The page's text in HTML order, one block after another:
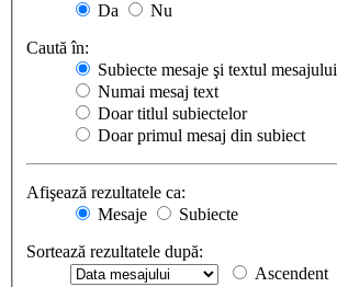
Da
Nu
Caută în:
Subiecte mesaje şi textul mesajului
Numai mesaj text
Doar titlul subiectelor
Doar primul mesaj din subiect
Afişează rezultatele ca:
Mesaje
Subiecte
Sortează rezultatele după:
Ascendent